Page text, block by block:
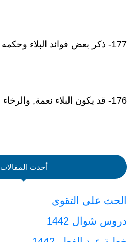
177- ذكر بعض فوائد البلاء وحكمه
176- قد يكون البلاء نعمة, والرخاء نقمة
أحدث المقالات
الحث على التقوى
دروس شوال 1442